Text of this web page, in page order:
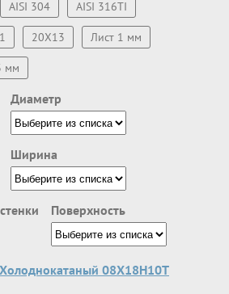
AISI 304 AISI 316TI
20Х13 Лист 1 мм
мм
Диаметр
Ширина
Поверхность
08Х18Н10Т